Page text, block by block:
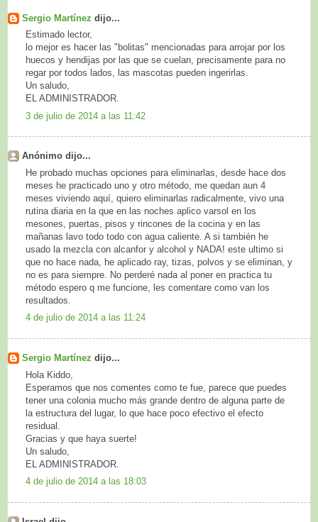
Sergio Martínez dijo...
Estimado lector,
lo mejor es hacer las "bolitas" mencionadas para arrojar por los
huecos y hendijas por las que se cuelan, precisamente para no
regar por todos lados, las mascotas pueden ingerirlas.
Un saludo,
EL ADMINISTRADOR.
3 de julio de 2014 a las 11:42
Anónimo dijo...
He probado muchas opciones para eliminarlas, desde hace dos
meses he practicado uno y otro método, me quedan aun 4
meses viviendo aquí, quiero eliminarlas radicalmente, vivo una
rutina diaria en la que en las noches aplico varsol en los
mesones, puertas, pisos y rincones de la cocina y en las
mañanas lavo todo todo con agua caliente. A si también he
usado la mezcla con alcanfor y alcohol y NADA! este ultimo si
que no hace nada, he aplicado ray, tizas, polvos y se eliminan, y
no es para siempre. No perderé nada al poner en practica tu
método espero q me funcione, les comentare como van los
resultados.
4 de julio de 2014 a las 11:24
Sergio Martínez dijo...
Hola Kiddo,
Esperamos que nos comentes como te fue, parece que puedes
tener una colonia mucho más grande dentro de alguna parte de
la estructura del lugar, lo que hace poco efectivo el efecto
residual.
Gracias y que haya suerte!
Un saludo,
EL ADMINISTRADOR.
4 de julio de 2014 a las 18:03